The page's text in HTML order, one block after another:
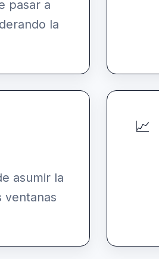
pasar a
la
asumir la
ventanas
📈